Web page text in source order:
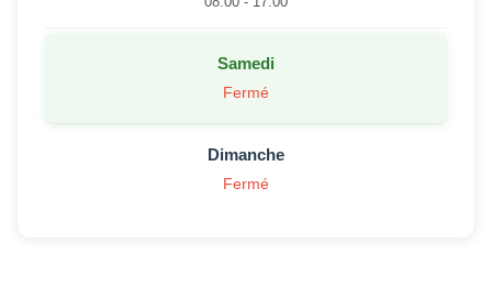
Samedi
Fermé
Dimanche
Fermé